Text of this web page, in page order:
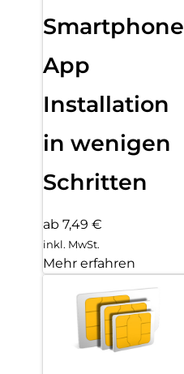
Smartphone
App
Installation
in wenigen
Schritten
ab 7,49 €
inkl. MwSt.
Mehr erfahren